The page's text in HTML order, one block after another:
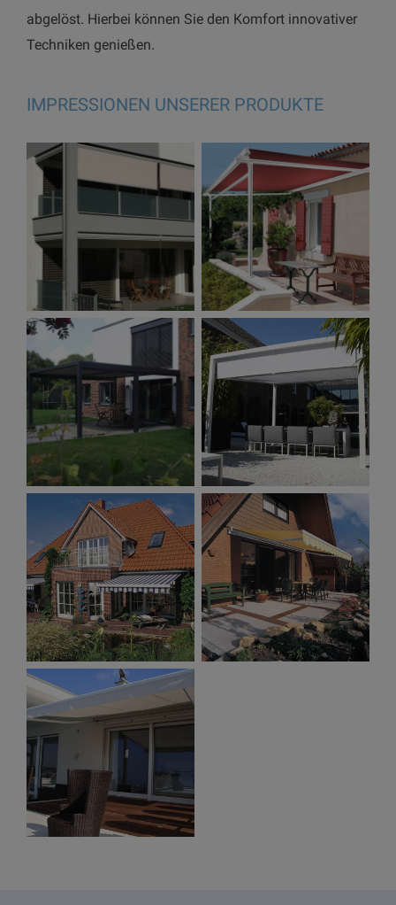
abgelöst. Hierbei können Sie den Komfort innovativer
Techniken genießen.
IMPRESSIONEN UNSERER PRODUKTE